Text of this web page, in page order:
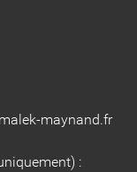
maynand.fr
: